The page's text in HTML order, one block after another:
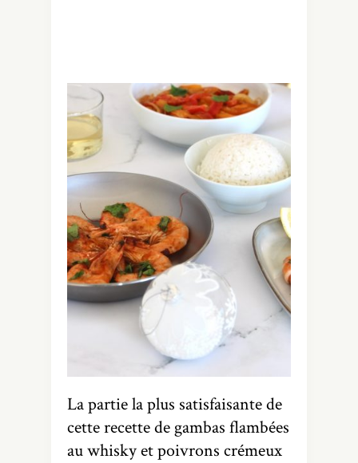
La partie la plus satisfaisante de
cette recette de gambas flambées
au whisky et poivrons crémeux